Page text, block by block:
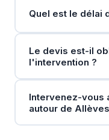
Quel est le délai
Le devis est-il
l'intervention ?
Intervenez-vous
autour de